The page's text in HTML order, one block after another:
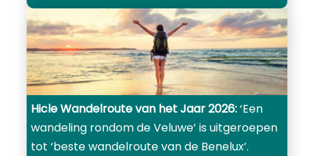
HicleWandelroute van het Jaar 2026:‘Een
wandeling rondom de Veluwe’ is uitgeroepen
tot ‘beste wandelroute van de Benelux’.